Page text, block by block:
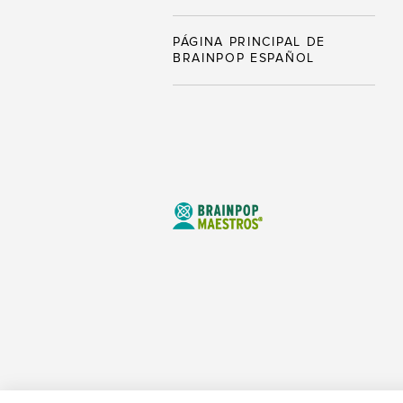
PÁGINA PRINCIPAL DE
BRAINPOP ESPAÑOL